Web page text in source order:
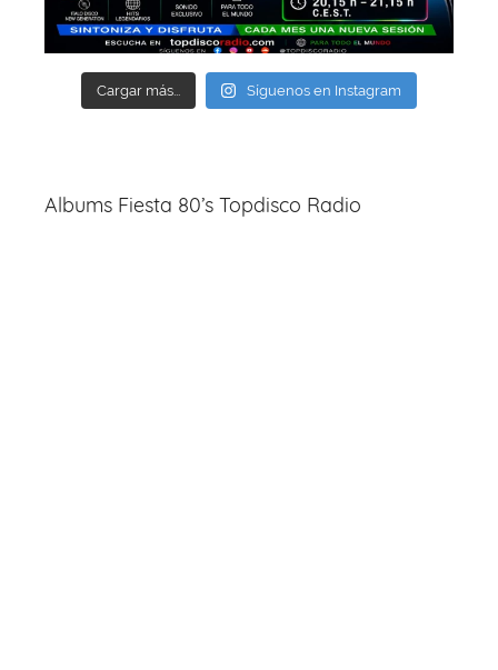
Cargar más... Síguenos en Instagram
Albums Fiesta 80’s Topdisco Radio